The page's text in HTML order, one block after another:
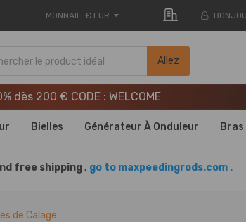
MONNAIE € EUR
Allez
GRATUITE À DOMICILE - FR
: -9% | CODE : MXR20TH
dès 200 € CODE : WELCOME
GRATUITE À DOMICILE - FR
Bielles Générateur À Onduleur Bras
free shipping , go to maxpeedingrods.com .
de Calage